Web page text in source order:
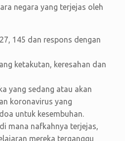
negara yang terjejas oleh
145 dan respons dengan
ketakutan, keresahan dan
yang sedang atau akan
koronavirus yang
untuk kesembuhan.
mana nafkahnya terjejas,
mereka terganggu